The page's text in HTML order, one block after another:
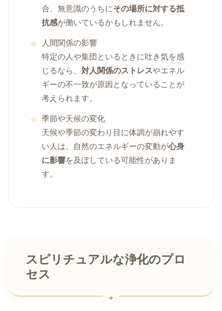
合、無意識のうちにその場所に対する抵
抗感が働いているかもしれません。
人間関係の影響
特定の人や集団といるときに吐き気を感
じるなら、対人関係のストレスやエネル
ギーの不一致が原因となっていることが
考えられます。
季節や天候の変化
天候や季節の変わり目に体調が崩れやす
い人は、自然のエネルギーの変動が心身
に影響を及ぼしている可能性がありま
す。
スピリチュアルな浄化のプロ
セス